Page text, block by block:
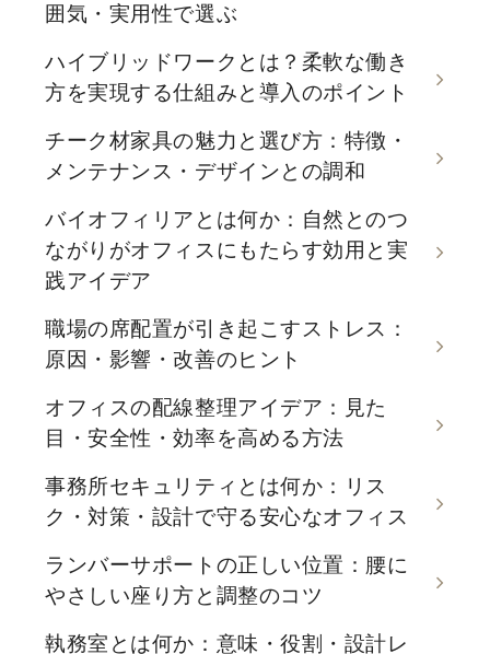
囲気・実用性で選ぶ
ハイブリッドワークとは？柔軟な働き
方を実現する仕組みと導入のポイント
チーク材家具の魅力と選び方：特徴・
メンテナンス・デザインとの調和
バイオフィリアとは何か：自然とのつ
ながりがオフィスにもたらす効用と実
践アイデア
職場の席配置が引き起こすストレス：
原因・影響・改善のヒント
オフィスの配線整理アイデア：見た
目・安全性・効率を高める方法
事務所セキュリティとは何か：リス
ク・対策・設計で守る安心なオフィス
ランバーサポートの正しい位置：腰に
やさしい座り方と調整のコツ
執務室とは何か：意味・役割・設計レ